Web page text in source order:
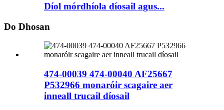
Díol mórdhíola díosail agus...
Do Dhosan
474-00039 474-00040 AF25667
P532966 monaróir scagaire aer
inneall trucail díosail